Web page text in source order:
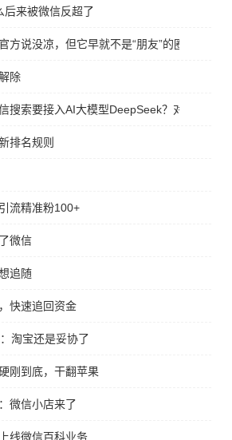
后来被微信反超了
方说没凉，但它早就不是“朋友”的圈了
除
搜索要接入AI大模型DeepSeek？对谁更有好
排名规则
流精准粉100+
微信
追随
快速追回资金
淘宝还是妥协了
刚到底，干翻苹果
微信小店来了
线微信百科业务